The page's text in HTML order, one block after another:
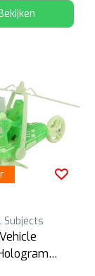
Subjects